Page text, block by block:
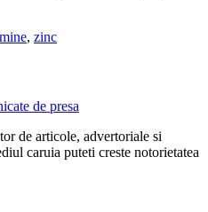
, zinc
de articole, advertoriale si
caruia puteti creste notorietatea